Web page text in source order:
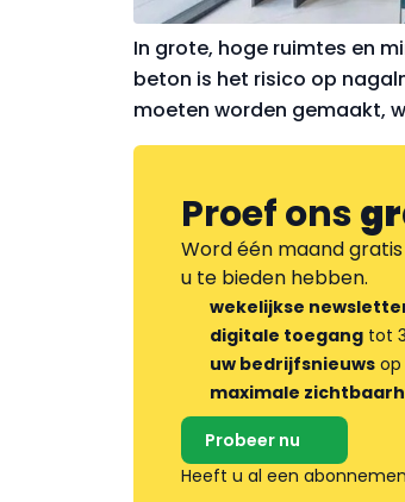
In grote, hoge ruimtes en
beton is het risico op
moeten worden gemaakt,
Proef ons
Word één maand gratis
u te bieden hebben.
wekelijkse
digitale toegang tot
uw bedrijfsnieuws op
maximale
Probeer nu
Heeft u al een